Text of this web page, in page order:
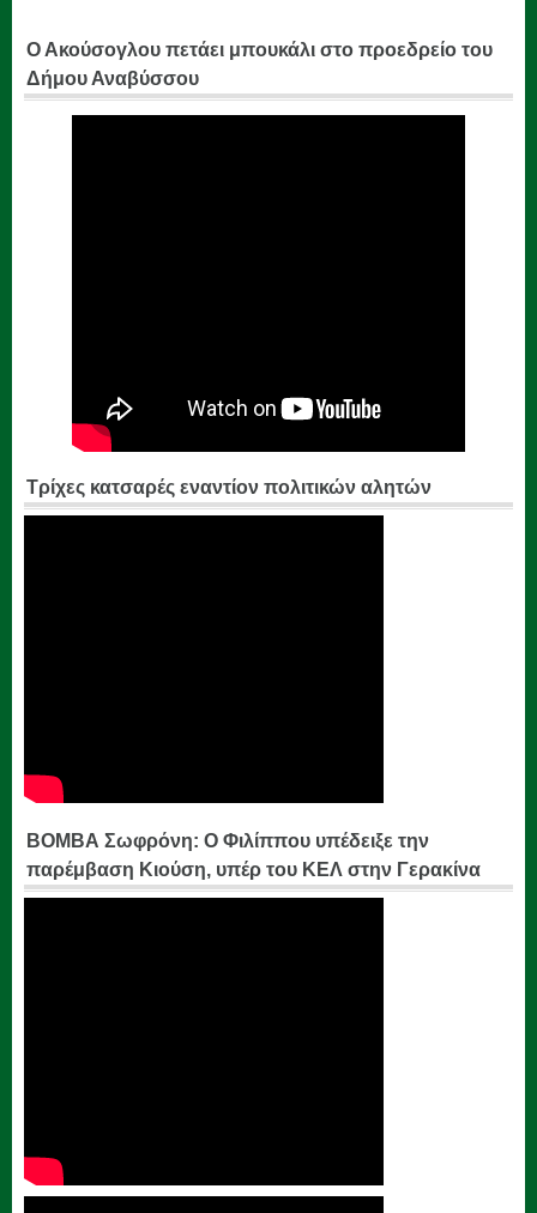
Ο Ακούσογλου πετάει μπουκάλι στο προεδρείο του
Δήμου Αναβύσσου
Τρίχες κατσαρές εναντίον πολιτικών αλητών
ΒΟΜΒΑ Σωφρόνη: Ο Φιλίππου υπέδειξε την
παρέμβαση Κιούση, υπέρ του ΚΕΛ στην Γερακίνα